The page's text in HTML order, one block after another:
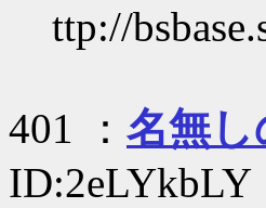
ttp://
401 ： 名無
ID:2eLYkbLY